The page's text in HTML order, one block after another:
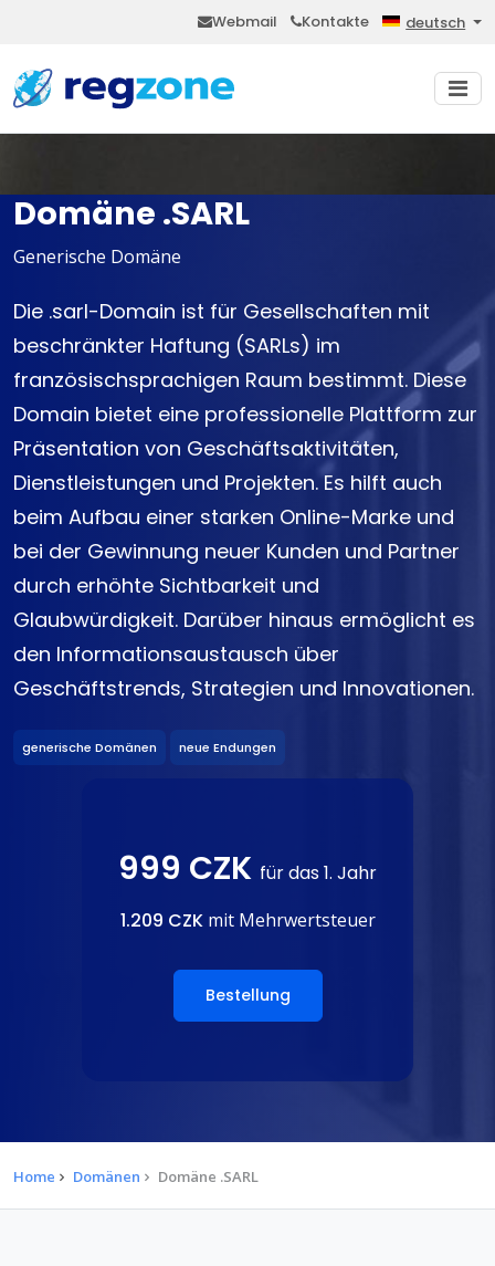
Webmail Kontakte deutsch
Domäne .SARL
Generische Domäne
Die .sarl-Domain ist für Gesellschaften mit
beschränkter Haftung (SARLs) im
französischsprachigen Raum bestimmt. Diese
Domain bietet eine professionelle Plattform zur
Präsentation von Geschäftsaktivitäten,
Dienstleistungen und Projekten. Es hilft auch
beim Aufbau einer starken Online-Marke und
bei der Gewinnung neuer Kunden und Partner
durch erhöhte Sichtbarkeit und
Glaubwürdigkeit. Darüber hinaus ermöglicht es
den Informationsaustausch über
Geschäftstrends, Strategien und Innovationen.
generische Domänen neue Endungen
999 CZK für das 1. Jahr
1.209 CZKmit Mehrwertsteuer
Bestellung
Home Domänen Domäne .SARL